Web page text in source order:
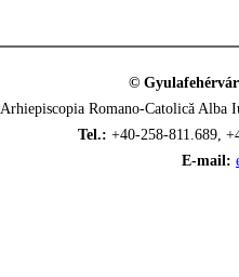
©
Arhiepiscopia Romano-Catolică
Tel.: +40-258-811.689,
E-mail: